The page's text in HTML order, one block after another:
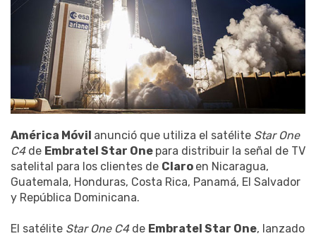
América Móvil anunció que utiliza el satélite Star One
C4 de Embratel Star One para distribuir la señal de TV
satelital para los clientes de Claro en Nicaragua,
Guatemala, Honduras, Costa Rica, Panamá, El Salvador
y República Dominicana.
El satélite Star One C4de Embratel Star One, lanzado